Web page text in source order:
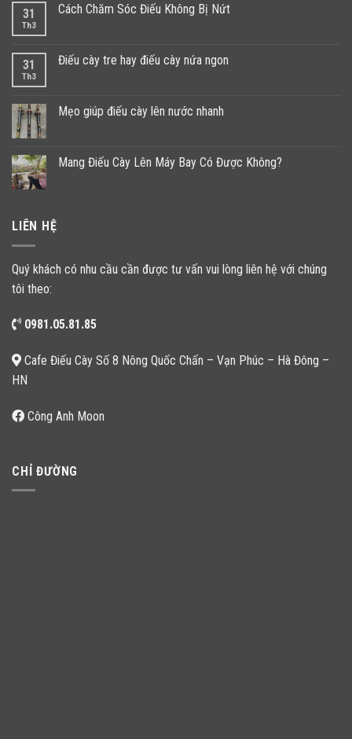
31
Th3
Cách Chăm Sóc Điếu Không Bị Nứt
31
Th3
Điếu cày tre hay điếu cày nứa ngon
Mẹo giúp điếu cày lên nước nhanh
Mang Điếu Cày Lên Máy Bay Có Được Không?
LIÊN HỆ
Quý khách có nhu cầu cần được tư vấn vui lòng liên hệ với chúng
tôi theo:
0981.05.81.85
Cafe Điếu Cày Số 8 Nông Quốc Chấn – Vạn Phúc – Hà Đông –
HN
Công Anh Moon
CHỈ ĐƯỜNG